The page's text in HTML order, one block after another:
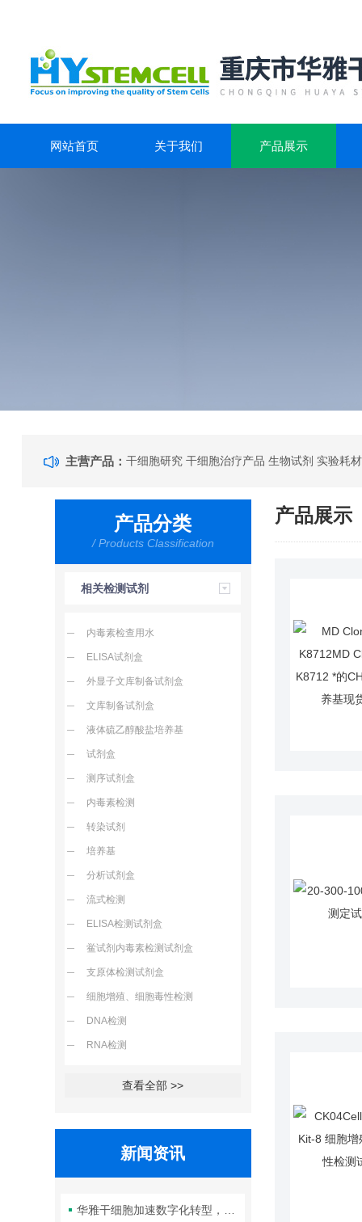
网站首页 关于我们 产品展示
主营产品：干细胞研究 干细胞治疗产品 生物试剂 实验耗
产品分类
/ Products Classification
相关检测试剂
内毒素检查用水
ELISA试剂盒
外显子文库制备试剂盒
文库制备试剂盒
液体硫乙醇酸盐培养基
试剂盒
测序试剂盒
内毒素检测
转染试剂
培养基
分析试剂盒
流式检测
ELISA检测试剂盒
鲎试剂内毒素检测试剂盒
支原体检测试剂盒
细胞增殖、细胞毒性检测
DNA检测
RNA检测
查看全部 >>
新闻资讯
产品展示